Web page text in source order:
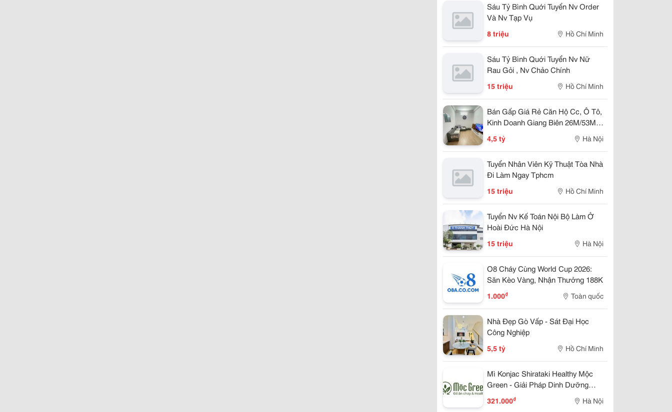
Sáu Tỷ Bình Quới Tuyển Nv Order
Và Nv Tạp Vụ
8 triệu Hồ Chí Minh
Sáu Tỷ Bình Quới Tuyển Nv Nữ
Rau Gỏi , Nv Chảo Chính
15 triệu Hồ Chí Minh
Bán Gấp Giá Rẻ Căn Hộ Cc, Ô Tô,
Kinh Doanh Giang Biên 26M/53M,
T1&2, Mặt Tiền 3, 4.5 Tỷ Long Biên.
4,5 tỷ Hà Nội
Tuyển Nhân Viên Kỹ Thuật Tòa Nhà
Đi Làm Ngay Tphcm
15 triệu Hồ Chí Minh
Tuyển Nv Kế Toán Nội Bộ Làm Ở
Hoài Đức Hà Nội
15 triệu Hà Nội
O8 Cháy Cùng World Cup 2026:
Săn Kèo Vàng, Nhận Thưởng 188K
1.000₫ Toàn quốc
Nhà Đẹp Gò Vấp - Sát Đại Học
Công Nghiệp
5,5 tỷ Hồ Chí Minh
Mì Konjac Shirataki Healthy Mộc
Green - Giải Pháp Dinh Dưỡng
Lành Mạnh Cho Cuộc Sống Hiện
Đại
321.000₫ Hà Nội